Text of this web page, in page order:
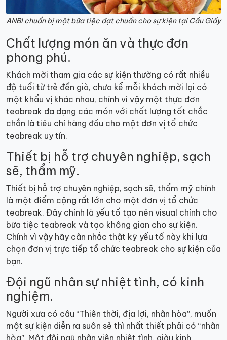
ANBI chuẩn bị một bữa tiệc đạt chuẩn cho sự kiện tại Cầu Giấy
Chất lượng món ăn và thực đơn
phong phú.
Khách mời tham gia các sự kiện thường có rất nhiều
độ tuổi từ trẻ đến già, chưa kể mỗi khách mời lại có
một khẩu vị khác nhau, chính vì vậy một thực đơn
teabreak đa dạng các món với chất lượng tốt chắc
chắn là tiêu chí hàng đầu cho một đơn vị tổ chức
teabreak uy tín.
Thiết bị hỗ trợ chuyên nghiệp, sạch
sẽ, thẩm mỹ.
Thiết bị hỗ trợ chuyên nghiệp, sạch sẽ, thẩm mỹ chính
là một điểm cộng rất lớn cho một đơn vị tổ chức
teabreak. Đây chính là yếu tố tạo nên visual chính cho
bữa tiệc teabreak và tạo không gian cho sự kiện.
Chính vì vậy hãy cân nhắc thật kỹ yếu tố này khi lựa
chọn đơn vị trực tiếp tổ chức teabreak cho sự kiện của
bạn.
Đội ngũ nhân sự nhiệt tình, có kinh
nghiệm.
Người xưa có câu “Thiên thời, địa lợi, nhân hòa”, muốn
một sự kiện diễn ra suôn sẻ thì nhất thiết phải có “nhân
hòa”. Một đội ngũ nhân viên nhiệt tình, giàu kinh